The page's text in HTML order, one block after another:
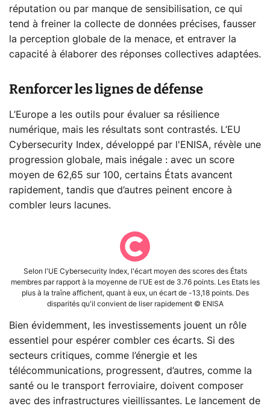
réputation ou par manque de sensibilisation, ce qui
tend à freiner la collecte de données précises, fausser
la perception globale de la menace, et entraver la
capacité à élaborer des réponses collectives adaptées.
Renforcer les lignes de défense
L’Europe a les outils pour évaluer sa résilience
numérique, mais les résultats sont contrastés. L’EU
Cybersecurity Index, développé par l'ENISA, révèle une
progression globale, mais inégale : avec un score
moyen de 62,65 sur 100, certains États avancent
rapidement, tandis que d’autres peinent encore à
combler leurs lacunes​.
Selon l'UE Cybersecurity Index, l'écart moyen des scores des États
membres par rapport à la moyenne de l'UE est de 3.76 points. Les Etats les
plus à la traîne affichent, quant à eux, un écart de -13,18 points. Des
disparités qu'il convient de liser rapidement © ENISA
Bien évidemment, les investissements jouent un rôle
essentiel pour espérer combler ces écarts. Si des
secteurs critiques, comme l’énergie et les
télécommunications, progressent, d’autres, comme la
santé ou le transport ferroviaire, doivent composer
avec des infrastructures vieillissantes. Le lancement de